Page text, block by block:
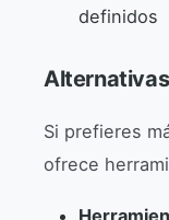
definidos
Si prefieres
ofrece